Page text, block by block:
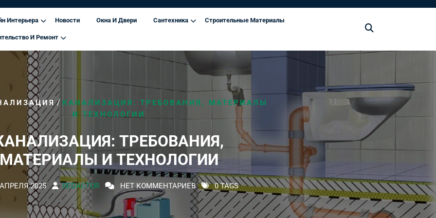
Интерьера Новости Окна И Двери Сантехника Строительные Материалы
И Ремонт
/ КАНАЛИЗАЦИЯ: ТРЕБОВАНИЯ, МАТЕРИАЛЫ
И ТЕХНОЛОГИИ
ТРЕБОВАНИЯ,
МАТЕРИАЛЫ И ТЕХНОЛОГИИ
2025 REDACTOR НЕТ КОММЕНТАРИЕВ 0 TAGS